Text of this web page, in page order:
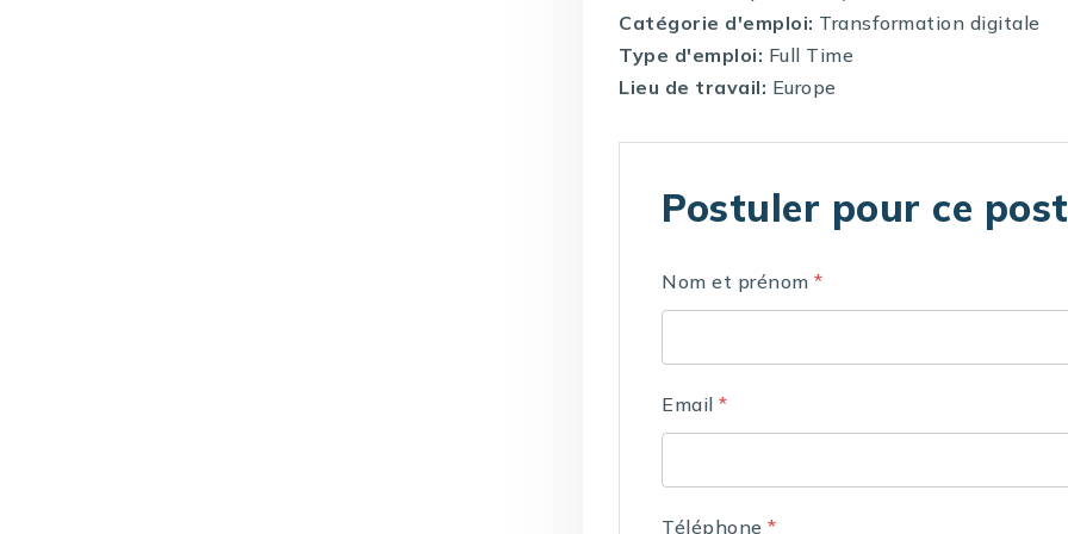
Catégorie d'emploi: Transformation digitale
Type d'emploi: Full Time
Lieu de travail: Europe
Postuler pour ce
Nom et prénom*
Email*
Téléphone*